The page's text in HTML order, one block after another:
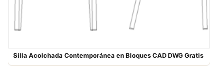
Silla Acolchada Contemporánea en Bloques CAD DWG Gratis